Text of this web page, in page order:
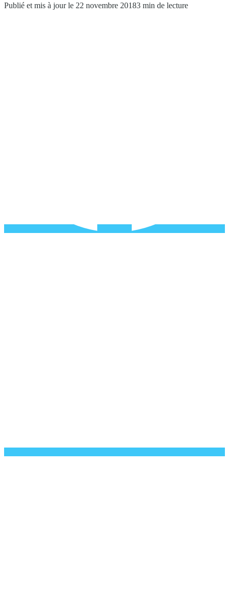
Publié et mis à jour le 22 novembre 20183 min de lecture